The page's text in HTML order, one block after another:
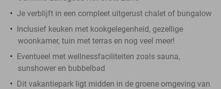
Je verblijft in een compleet uitgerust chalet of bungalow
Inclusief keuken met kookgelegenheid, gezellige
woonkamer, tuin met terras en nog veel meer!
Eventueel met wellnessfaciliteiten zoals sauna,
sunshower en bubbelbad
Dit vakantiepark ligt midden in de groene omgeving van